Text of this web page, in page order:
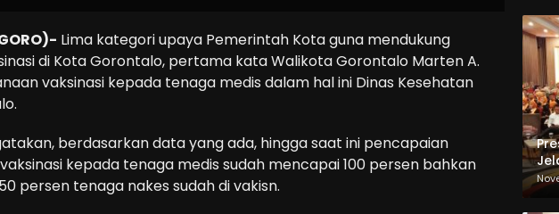
Lima kategori upaya Pemerintah Kota guna mendukung
di Kota Gorontalo, pertama kata Walikota Gorontalo Marten A.
vaksinasi kepada tenaga medis dalam hal ini Dinas Kesehatan
berdasarkan data yang ada, hingga saat ini pencapaian
kepada tenaga medis sudah mencapai 100 persen bahkan
persen tenaga nakes sudah di vakisn.